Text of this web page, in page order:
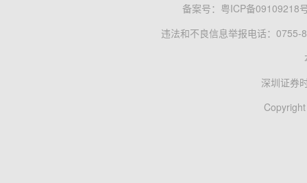
备案号： 粤ICP备09109218
违法和不良信息举报电话：0755-
深圳证券